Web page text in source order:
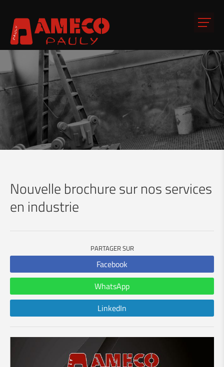
Nouvelle brochure sur nos services
en industrie
PARTAGER SUR
Facebook
WhatsApp
LinkedIn